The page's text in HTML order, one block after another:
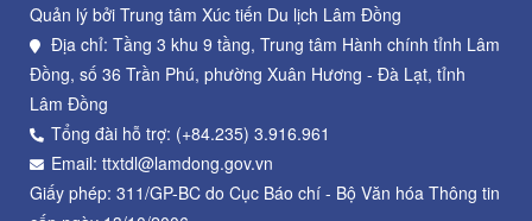
Quản lý bởi Trung tâm Xúc tiến Du lịch Lâm Đồng
Địa chỉ: Tầng 3 khu 9 tầng, Trung tâm Hành chính tỉnh Lâm
Đồng, số 36 Trần Phú, phường Xuân Hương - Đà Lạt, tỉnh
Lâm Đồng
Tổng đài hỗ trợ: (+84.235) 3.916.961
Email: ttxtdl@lamdong.gov.vn
Giấy phép: 311/GP-BC do Cục Báo chí - Bộ Văn hóa Thông tin